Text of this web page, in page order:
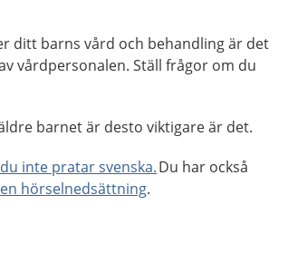
ditt barns vård och behandling är det
vårdpersonalen. Ställ frågor om du
barnet är desto viktigare är det.
inte pratar svenska.Du har också
hörselnedsättning.